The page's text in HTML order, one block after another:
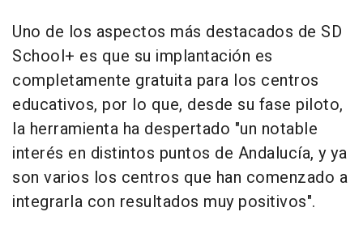
Uno de los aspectos más destacados de SD
School+ es que su implantación es
completamente gratuita para los centros
educativos, por lo que, desde su fase piloto,
la herramienta ha despertado "un notable
interés en distintos puntos de Andalucía, y ya
son varios los centros que han comenzado a
integrarla con resultados muy positivos".